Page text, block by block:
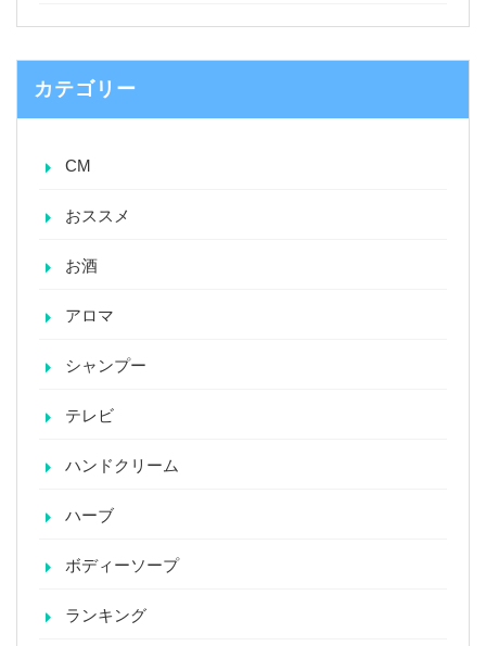
カテゴリー
CM
おススメ
お酒
アロマ
シャンプー
テレビ
ハンドクリーム
ハーブ
ボディーソープ
ランキング